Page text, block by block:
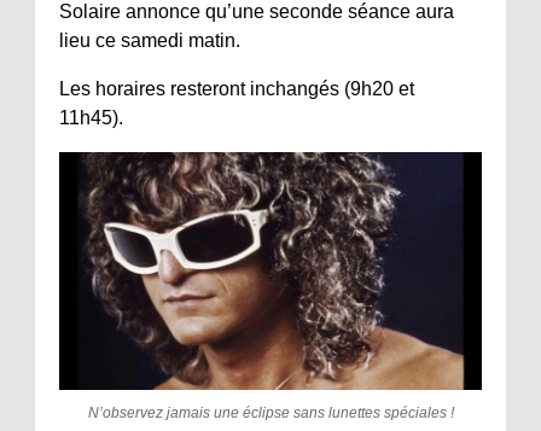
Solaire annonce qu’une seconde séance aura
lieu ce samedi matin.
Les horaires resteront inchangés (9h20 et
11h45).
N’observez jamais une éclipse sans lunettes spéciales !